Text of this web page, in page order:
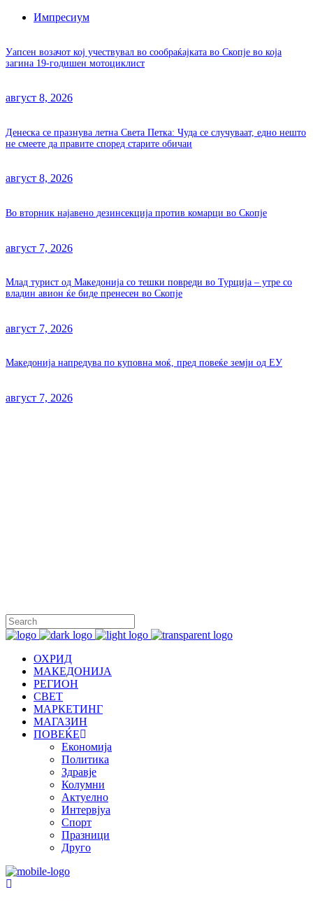
Импресиум
Уапсен возачот кој учествувал во сообраќајката во Скопје во која
загина 19-годишен мотоциклист
август 8, 2026
Денеска се празнува летна Света Петка: Чуда се случуваат, едно нешто
не смеете да правите според старите обичаи
август 8, 2026
Во вторник најавено дезинсекција против комарци во Скопје
август 7, 2026
Млад турист од Македонија со тешки повреди во Турција – утре со
владин авион ќе биде пренесен во Скопје
август 7, 2026
Македонија напредува по куповна моќ, пред повеќе земји од ЕУ
август 7, 2026
ОХРИД
МАКЕДОНИЈА
РЕГИОН
СВЕТ
МАРКЕТИНГ
МАГАЗИН
ПОВЕЌЕ
Економија
Политика
Здравје
Колумни
Актуелно
Интервјуа
Спорт
Празници
Друго